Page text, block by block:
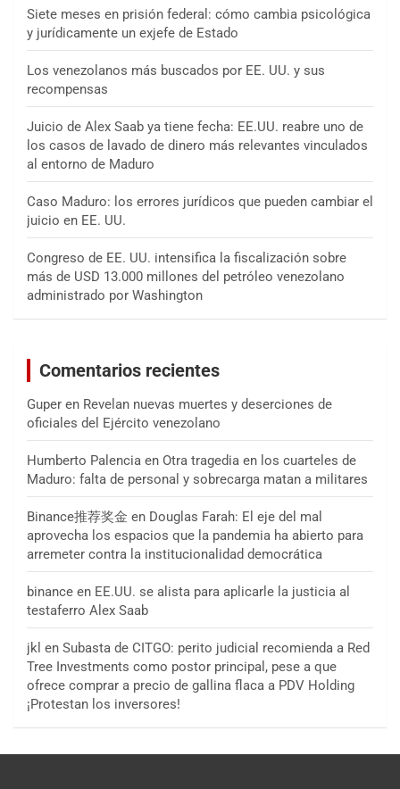
Siete meses en prisión federal: cómo cambia psicológica
y jurídicamente un exjefe de Estado
Los venezolanos más buscados por EE. UU. y sus
recompensas
Juicio de Alex Saab ya tiene fecha: EE.UU. reabre uno de
los casos de lavado de dinero más relevantes vinculados
al entorno de Maduro
Caso Maduro: los errores jurídicos que pueden cambiar el
juicio en EE. UU.
Congreso de EE. UU. intensifica la fiscalización sobre
más de USD 13.000 millones del petróleo venezolano
administrado por Washington
Comentarios recientes
Guper en Revelan nuevas muertes y deserciones de
oficiales del Ejército venezolano
Humberto Palencia en Otra tragedia en los cuarteles de
Maduro: falta de personal y sobrecarga matan a militares
Binance推荐奖金 en Douglas Farah: El eje del mal
aprovecha los espacios que la pandemia ha abierto para
arremeter contra la institucionalidad democrática
binance en EE.UU. se alista para aplicarle la justicia al
testaferro Alex Saab
jkl en Subasta de CITGO: perito judicial recomienda a Red
Tree Investments como postor principal, pese a que
ofrece comprar a precio de gallina flaca a PDV Holding
¡Protestan los inversores!